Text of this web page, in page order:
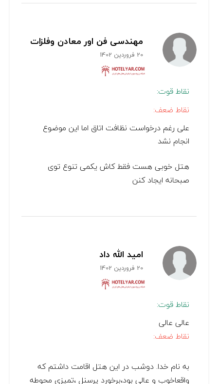
مهندسی فن اور معادن وفلزات
20 فروردین 1402
نقاط قوت:
نقاط ضعف:
علی رغم درخواست نظافت اتاق اما این موضوع
انجام نشد
هتل خوبی هست فقط کاش یکمی تنوع توی
صبحانه ایجاد کنن
امید الله داد
20 فروردین 1402
نقاط قوت:
عالی عالی
نقاط ضعف:
به نام خدا. دوشب در این هتل اقامت داشتم که
واقعاخوب و عالی بود،برخورد پرسنل ،تمیزی محوطه